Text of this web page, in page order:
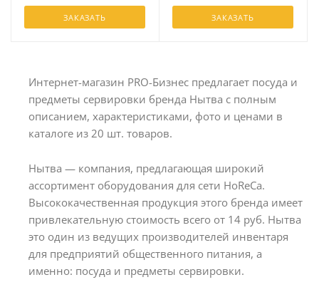
ЗАКАЗАТЬ ЗАКАЗАТЬ
Интернет-магазин PRO-Бизнес предлагает посуда и
предметы сервировки бренда Нытва с полным
описанием, характеристиками, фото и ценами в
каталоге из 20 шт. товаров.
Нытва — компания, предлагающая широкий
ассортимент оборудования для сети HoReCa.
Высококачественная продукция этого бренда имеет
привлекательную стоимость всего от 14 руб. Нытва
это один из ведущих производителей инвентаря
для предприятий общественного питания, а
именно: посуда и предметы сервировки.